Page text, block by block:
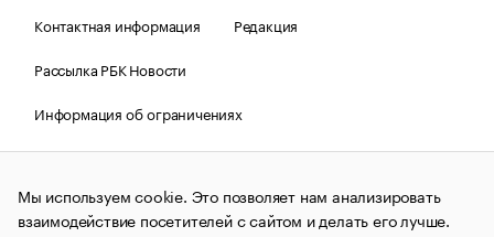
Контактная информация
Редакция
Рассылка РБК Новости
Информация об ограничениях
Правовая информация
О соблюдении авторских прав
© АО «РОСБИЗНЕСКОНСАЛТИНГ»,1995–2026.Сообщения
и материалы информационного агентства «РБК»
Мы используем cookie. Это позволяет нам анализировать
взаимодействие посетителей с сайтом и делать его лучше.